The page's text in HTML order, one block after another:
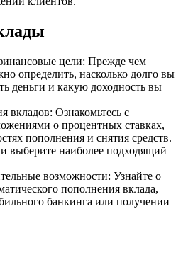
цели: Прежде чем
определить, насколько долго вы
деньги и какую доходность вы
вкладов: Ознакомьтесь с
о процентных ставках,
пополнения и снятия средств.
выберите наиболее подходящий
возможности: Узнайте о
пополнения вклада,
банкинга или получении